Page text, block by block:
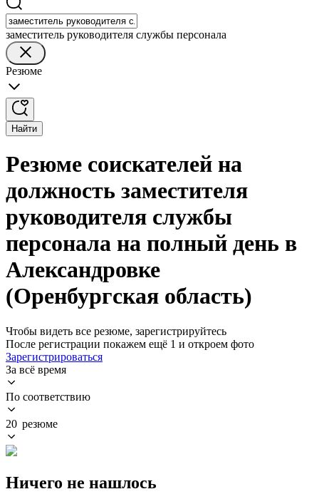
заместитель руководителя службы персонала
Резюме
Найти
Резюме соискателей на
должность заместителя
руководителя службы
персонала на полный день в
Александровке
(Оренбургская область)
Чтобы видеть все резюме, зарегистрируйтесь
После регистрации покажем ещё 1 и откроем фото
Зарегистрироваться
За всё время
По соответствию
20 резюме
Ничего не нашлось